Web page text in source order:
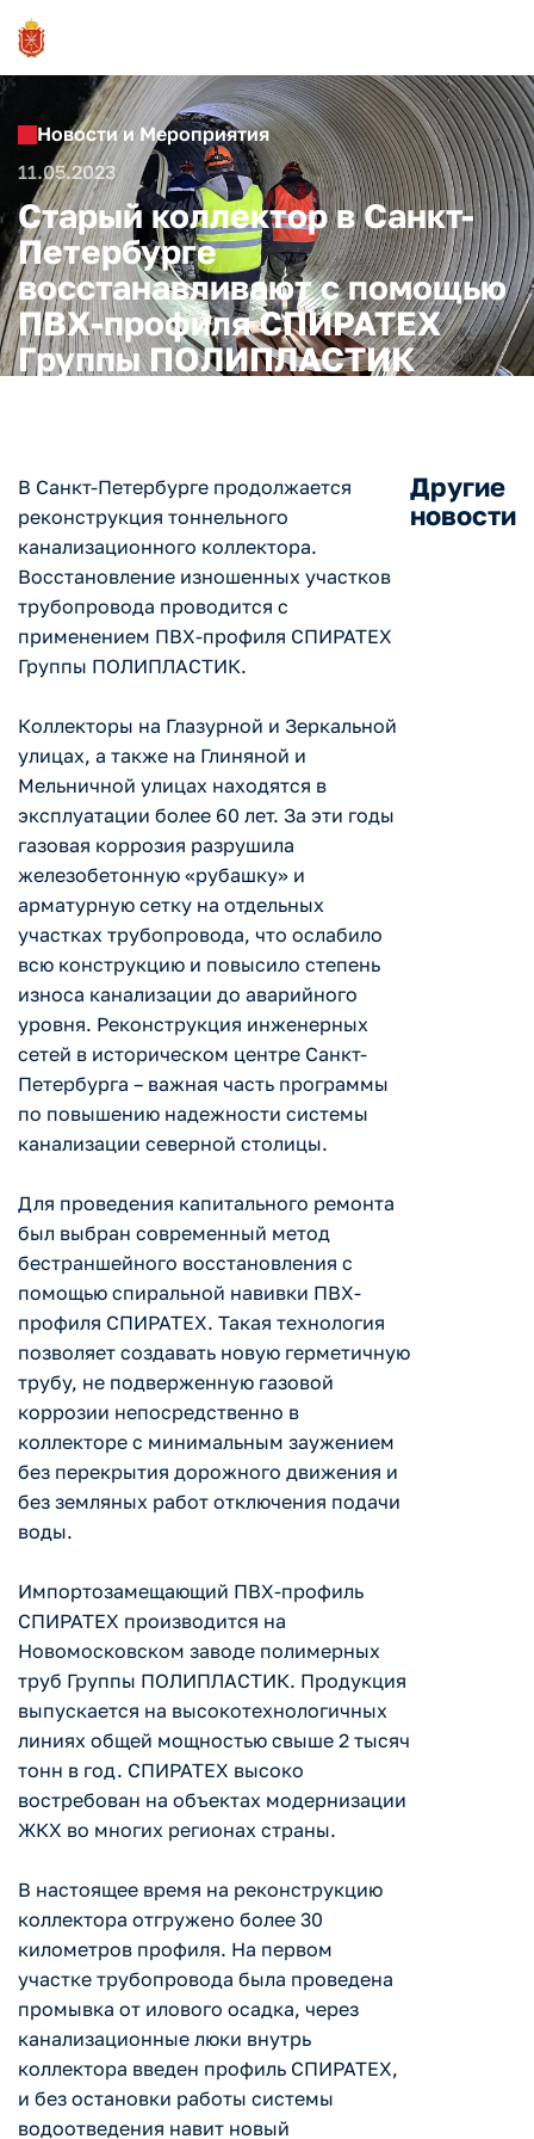
Новости и Мероприятия
11.05.2023
Старый коллектор в Санкт-
Петербурге
восстанавливают с помощью
ПВХ-профиля СПИРАТЕХ
Группы ПОЛИПЛАСТИК
В Санкт-Петербурге продолжается
реконструкция тоннельного
канализационного коллектора.
Восстановление изношенных участков
трубопровода проводится с
применением ПВХ-профиля СПИРАТЕХ
Группы ПОЛИПЛАСТИК.
Коллекторы на Глазурной и Зеркальной
улицах, а также на Глиняной и
Мельничной улицах находятся в
эксплуатации более 60 лет. За эти годы
газовая коррозия разрушила
железобетонную «рубашку» и
арматурную сетку на отдельных
участках трубопровода, что ослабило
всю конструкцию и повысило степень
износа канализации до аварийного
уровня. Реконструкция инженерных
сетей в историческом центре Санкт-
Петербурга – важная часть программы
по повышению надежности системы
канализации северной столицы.
Для проведения капитального ремонта
был выбран современный метод
бестраншейного восстановления с
помощью спиральной навивки ПВХ-
профиля СПИРАТЕХ. Такая технология
позволяет создавать новую герметичную
трубу, не подверженную газовой
коррозии непосредственно в
коллекторе с минимальным заужением
без перекрытия дорожного движения и
без земляных работ отключения подачи
воды.
Импортозамещающий ПВХ-профиль
СПИРАТЕХ производится на
Новомосковском заводе полимерных
труб Группы ПОЛИПЛАСТИК. Продукция
выпускается на высокотехнологичных
линиях общей мощностью свыше 2 тысяч
тонн в год. СПИРАТЕХ высоко
востребован на объектах модернизации
ЖКХ во многих регионах страны.
В настоящее время на реконструкцию
коллектора отгружено более 30
километров профиля. На первом
участке трубопровода была проведена
промывка от илового осадка, через
канализационные люки внутрь
коллектора введен профиль СПИРАТЕХ,
и без остановки работы системы
водоотведения навит новый
Другие
новости